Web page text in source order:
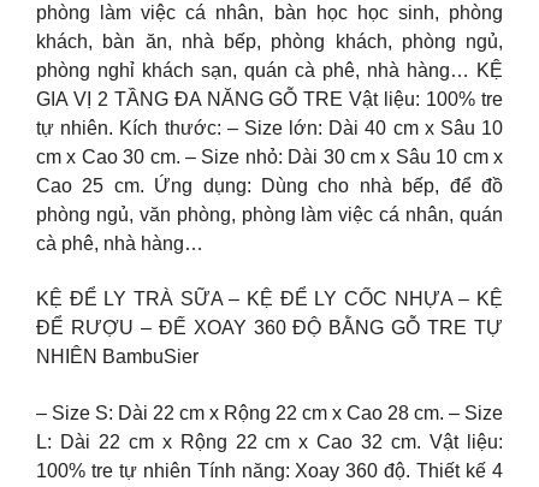
phòng làm việc cá nhân, bàn học học sinh, phòng
khách, bàn ăn, nhà bếp, phòng khách, phòng ngủ,
phòng nghỉ khách sạn, quán cà phê, nhà hàng… KỆ
GIA VỊ 2 TẦNG ĐA NĂNG GỖ TRE Vật liệu: 100% tre
tự nhiên. Kích thước: – Size lớn: Dài 40 cm x Sâu 10
cm x Cao 30 cm. – Size nhỏ: Dài 30 cm x Sâu 10 cm x
Cao 25 cm. Ứng dụng: Dùng cho nhà bếp, để đồ
phòng ngủ, văn phòng, phòng làm việc cá nhân, quán
cà phê, nhà hàng…
KỆ ĐỂ LY TRÀ SỮA – KỆ ĐỂ LY CỐC NHỰA – KỆ
ĐỂ RƯỢU – ĐẾ XOAY 360 ĐỘ BẰNG GỖ TRE TỰ
NHIÊN BambuSier
– Size S: Dài 22 cm x Rộng 22 cm x Cao 28 cm. – Size
L: Dài 22 cm x Rộng 22 cm x Cao 32 cm. Vật liệu:
100% tre tự nhiên Tính năng: Xoay 360 độ. Thiết kế 4